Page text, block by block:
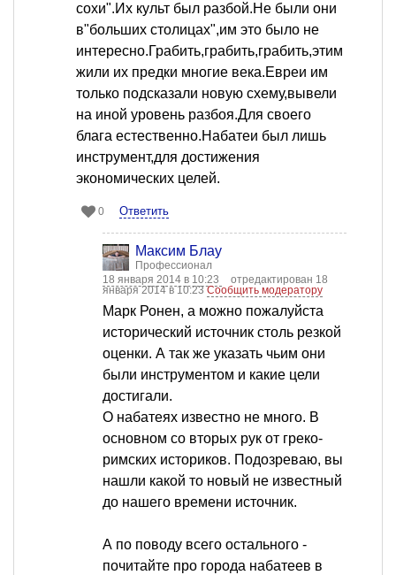
сохи".Их культ был разбой.Не были они
в"больших столицах",им это было не
интересно.Грабить,грабить,грабить,этим
жили их предки многие века.Евреи им
только подсказали новую схему,вывели
на иной уровень разбоя.Для своего
блага естественно.Набатеи был лишь
инструмент,для достижения
экономических целей.
0 Ответить
Максим Блау
Профессионал
18 января 2014 в 10:23
отредактирован 18
января 2014 в 10:23Сообщить модератору
Марк Ронен, а можно пожалуйста
исторический источник столь резкой
оценки. А так же указать чьим они
были инструментом и какие цели
достигали.
О набатеях известно не много. В
основном со вторых рук от греко-
римских историков. Подозреваю, вы
нашли какой то новый не известный
до нашего времени источник.
А по поводу всего остального -
почитайте про города набатеев в